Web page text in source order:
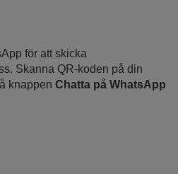
för att skicka
Skanna QR-koden på din
knappen Chatta på WhatsApp